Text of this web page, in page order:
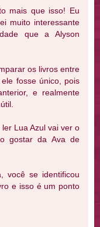
mais que isso! Eu
muito interessante
que a Alyson
os livros entre
fosse único, pois
e realmente
Lua Azul vai ver o
gostar da Ava de
você se identificou
e isso é um ponto